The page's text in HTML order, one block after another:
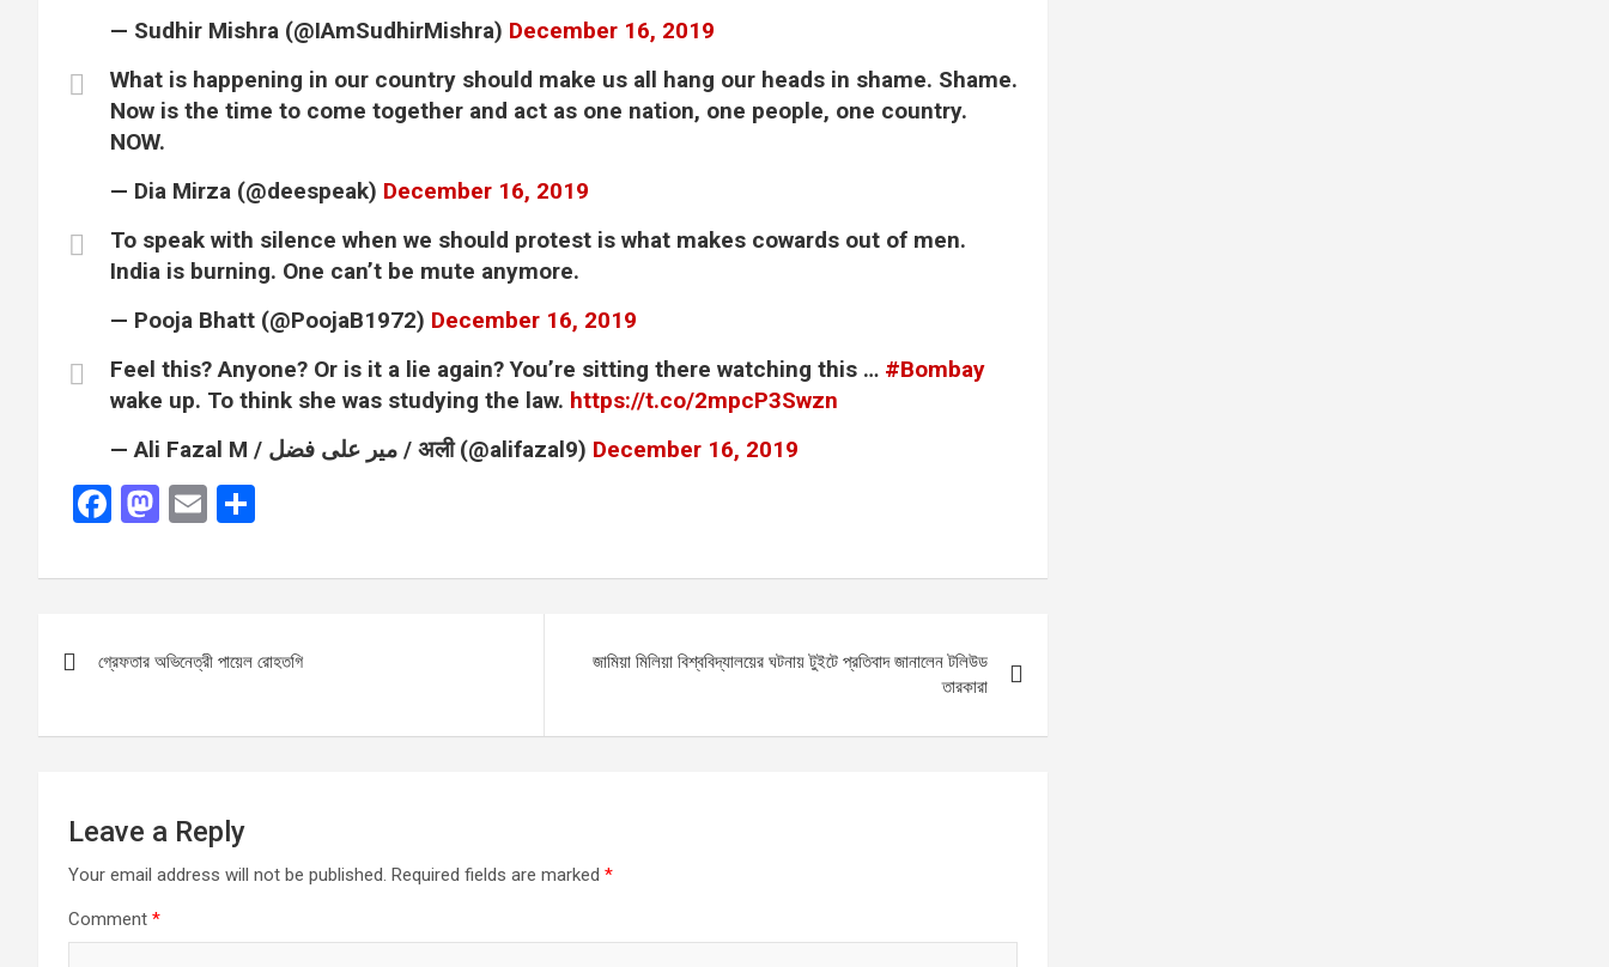
— Sudhir Mishra (@IAmSudhirMishra) December 16, 2019
What is happening in our country should make us all hang our heads in shame. Shame.
Now is the time to come together and act as one nation, one people, one country.
NOW.
— Dia Mirza (@deespeak) December 16, 2019
To speak with silence when we should protest is what makes cowards out of men.
India is burning. One can’t be mute anymore.
— Pooja Bhatt (@PoojaB1972) December 16, 2019
Feel this? Anyone? Or is it a lie again? You’re sitting there watching this … #Bombay
wake up. To think she was studying the law. https://t.co/2mpcP3Swzn
— Ali Fazal M / میر علی فضل / अली (@alifazal9) December 16, 2019
F
ce
o
k
M
st
d
n
E
ail ar
navigation
গ্রেফতার অভিনেত্রী পায়েল রোহতগি
জামিয়া মিলিয়া বিশ্ববিদ্যালয়ের ঘটনায় টুইটে প্রতিবাদ জানালেন টলিউড
তারকারা
Leave a Reply
Your email address will not be published. Required fields are marked *
Comment *